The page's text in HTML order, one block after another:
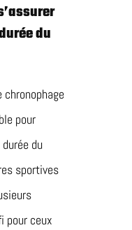
du
pour
du
sportives
pour ceux